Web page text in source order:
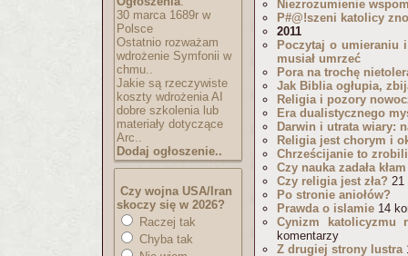
30 marca 1689r w
Polsce
Ostatnio rozważam
wdrożenie Symfonii w
chmu..
Jakie są rzeczywiste
koszty wdrożenia AI
dobre szkolenia lub
materiały dotyczące
Arc..
Dodaj ogłoszenie..
Czy wojna USA/Iran
skoczy się w 2026?
Raczej tak
Chyba tak
Niezrozumienie
P#@!szeni katolicy
2011
Poczytaj o umieraniu
musiał umrzeć
Pora na trochę
Jak Biblia ogłupia,
Religia i pozory
Era dualistycznego
Darwin i utrata wiary:
Religia jest chorym i
Chrześcijanie to
Czy nauka zadała
Czy religia jest zła? 21
Po stronie aniołów?
Prawda o islamie 14
Cynizm katolicyzmu
komentarzy
Z drugiej strony lustra